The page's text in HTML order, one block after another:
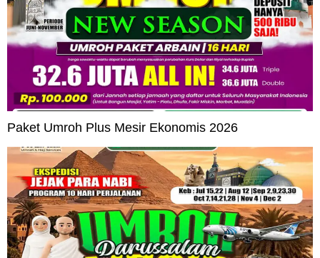
Paket Umroh Plus Mesir Ekonomis 2026